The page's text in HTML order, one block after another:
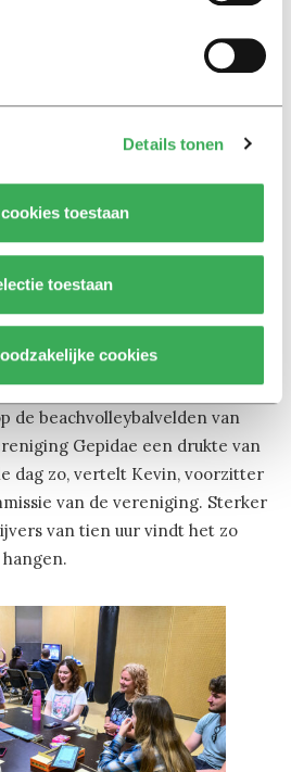
Details tonen
toestaan
toestaan
cookies
na een maand of drie heb je
is de uitleg. Toch melden
aan bij de vereniging.
en daardoor meer
de enige echt gemengde
hashtag onder de slogan op
de beachvolleybalvelden van
Gepidae een drukte van
dag zo, vertelt Kevin, voorzitter
van de vereniging. Sterker
van tien uur vindt het zo